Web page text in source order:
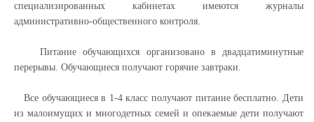
специализированных кабинетах имеются журналы
административно-общественного контроля.
Питание обучающихся организовано в двадцатиминутные
перерывы. Обучающиеся получают горячие завтраки.
Все обучающиеся в 1-4 класс получают питание бесплатно. Дети
из малоимущих и многодетных семей и опекаемые дети получают